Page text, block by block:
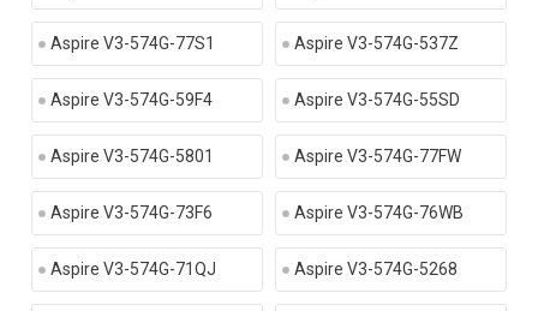
Aspire V3-574G-77S1 Aspire V3-574G-537Z
Aspire V3-574G-59F4 Aspire V3-574G-55SD
Aspire V3-574G-5801 Aspire V3-574G-77FW
Aspire V3-574G-73F6 Aspire V3-574G-76WB
Aspire V3-574G-71QJ Aspire V3-574G-5268